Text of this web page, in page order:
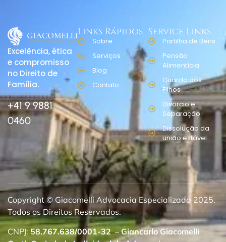
Excelência, ética
e compromisso
no Direito de
Família.
+41 9 9881
0460
Links Rápidos
Sobre
Serviços
Blog
Contato
Service Links
Partilha de Bens
Pensão
Alimentícia
Guarda dos
Filhos
Divórcio e
Separação
Dissolução da
união estável
Copyright © Giacomelli Advocacia Especializada 2025.
Todos os Direitos Reservados.
CNPJ: 58.767.638/0001-32 – Giancarlo Giacomelli